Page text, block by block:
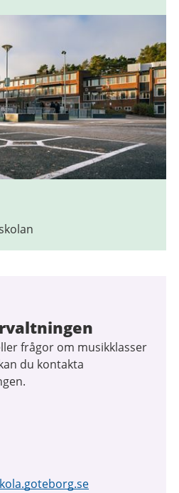
frågor om musikklasser
du kontakta